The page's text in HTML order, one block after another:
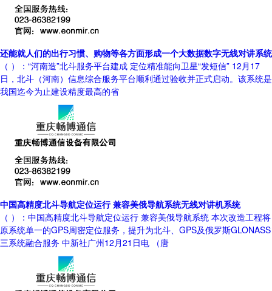
还能就人们的出行习惯、购物等各方面形成一个大数据数字无线对讲系统
（ ）：“河南造”北斗服务平台建成 定位精准能向卫星“发短信” 12月17
日，北斗（河南）信息综合服务平台顺利通过验收并正式启动。该系统是
我国迄今为止建设精度最高的省
中国高精度北斗导航定位运行 兼容美俄导航系统无线对讲机系统
（ ）：中国高精度北斗导航定位运行 兼容美俄导航系统 本次改造工程将
原系统单一的GPS周密定位服务，提升为北斗、GPS及俄罗斯GLONASS
三系统融合服务 中新社广州12月21日电 （唐